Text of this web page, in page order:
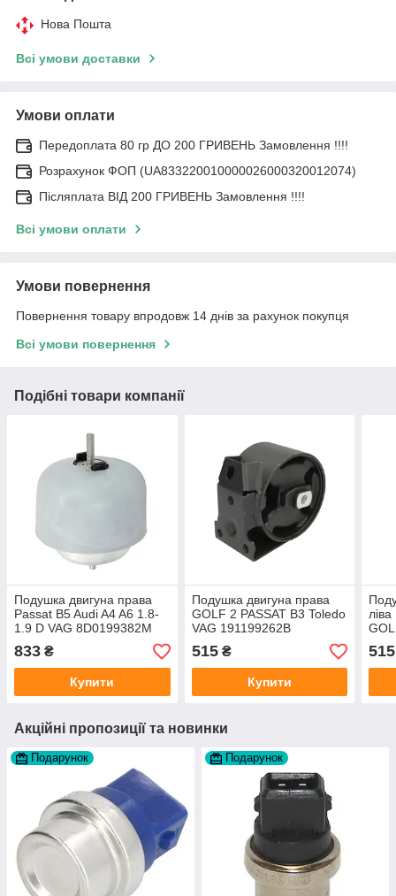
Нова Пошта
Всі умови доставки
Умови оплати
Передоплата 80 гр ДО 200 ГРИВЕНЬ Замовлення !!!!
Розрахунок ФОП (UA833220010000026000320012074)
Післяплата ВІД 200 ГРИВЕНЬ Замовлення !!!!
Всі умови оплати
Умови повернення
Повернення товару впродовж 14 днів за рахунок покупця
Всі умови повернення
Подібні товари компанії
Подушка двигуна права
Passat B5 Audi A4 A6 1.8-
1.9 D VAG 8D0199382M
виробник Польща
833 ₴
Купити
Подушка двигуна права
GOLF 2 PASSAT B3 Toledo
VAG 191199262B
виробник Польща
515₴
Купити
515
Акційні пропозиції та новинки
Подарунок Подарунок